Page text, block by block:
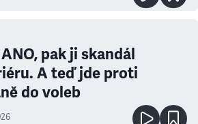
pak ji skandál
A teď jde proti
do voleb